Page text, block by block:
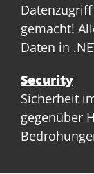
gemacht!
Daten in
Security
Sicherheit
gegenüber